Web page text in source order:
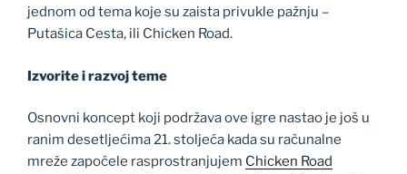
jednom od tema koje su zaista privukle pažnju –
Putašica Cesta, ili Chicken Road.
Izvorite i razvoj teme
Osnovni koncept koji podržava ove igre nastao je još u
ranim desetljećima 21. stoljeća kada su računalne
mreže započele rasprostranjujem Chicken Road